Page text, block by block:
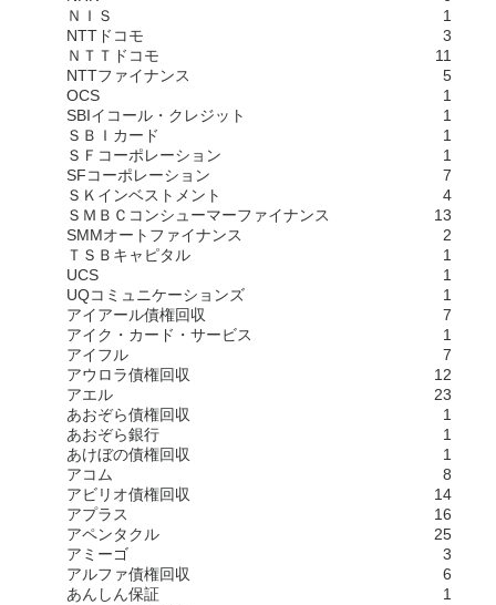
ＮＩＳ
1
NTTドコモ
3
ＮＴＴドコモ
11
NTTファイナンス
5
OCS
1
SBIイコール・クレジット
1
ＳＢＩカード
1
ＳＦコーポレーション
1
SFコーポレーション
7
ＳＫインベストメント
4
ＳＭＢＣコンシューマーファイナンス
13
SMMオートファイナンス
2
ＴＳＢキャピタル
1
UCS
1
UQコミュニケーションズ
1
アイアール債権回収
7
アイク・カード・サービス
1
アイフル
7
アウロラ債権回収
12
アエル
23
あおぞら債権回収
1
あおぞら銀行
1
あけぼの債権回収
1
アコム
8
アビリオ債権回収
14
アプラス
16
アペンタクル
25
アミーゴ
3
アルファ債権回収
6
あんしん保証
1